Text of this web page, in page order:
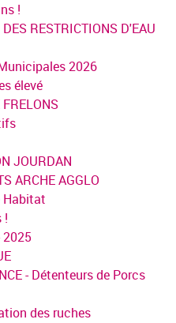
!
RESTRICTIONS D'EAU
2026
élevé
JOURDAN
ARCHE AGGLO
Habitat
!
2025
- Détenteurs de Porcs
des ruches